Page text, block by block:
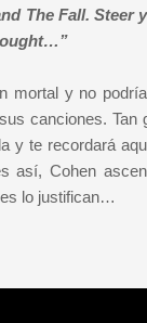
The Fall. Steer
mortal y no
canciones. Tan
y te recordará
así, Cohen
lo justifican…